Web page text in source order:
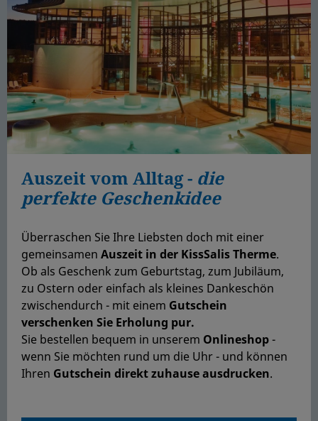
Auszeit vom Alltag - die
perfekte Geschenkidee
Überraschen Sie Ihre Liebsten doch mit einer
gemeinsamen Auszeit in der KissSalis Therme.
Ob als Geschenk zum Geburtstag, zum Jubiläum,
zu Ostern oder einfach als kleines Dankeschön
zwischendurch - mit einem Gutschein
verschenken Sie Erholung pur.
Sie bestellen bequem in unserem Onlineshop-
wenn Sie möchten rund um die Uhr - und können
Ihren Gutschein direkt zuhause ausdrucken.